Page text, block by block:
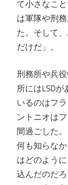
て小さなこ
は軍隊や刑
た。そして
だけだ」。
刑務所や兵
所にはLSD
いるのはフ
ントニオは
間過ごした
何も知らな
はどのよう
込んだのだ